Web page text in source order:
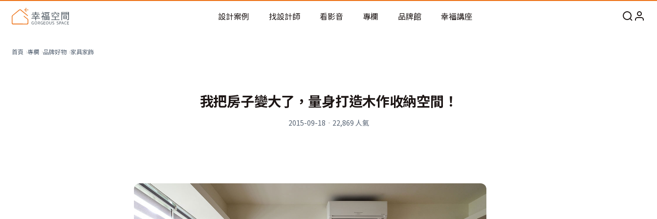
老屋預算分配與高 CP 值煥新術
設計案例 找設計師 看影音 專欄 品牌館 幸福講座
首頁 專欄 品牌好物 家具家飾
我把房子變大了，量身打造木作收納空間！
2015-09-18 · 22,869 人氣